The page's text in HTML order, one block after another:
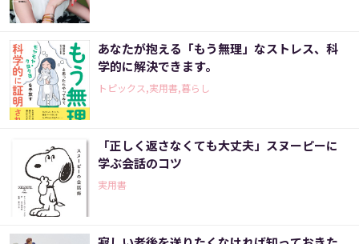
あなたが抱える「もう無理」なストレス、科
学的に解決できます。
トピックス,実用書,暮らし
「正しく返さなくても大丈夫」スヌーピーに
学ぶ会話のコツ
実用書